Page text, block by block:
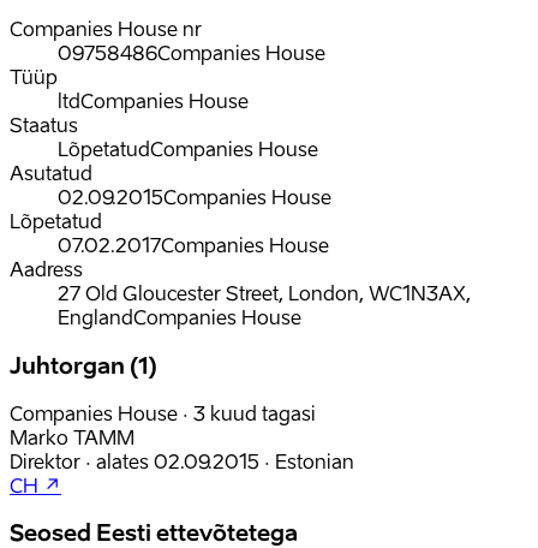
Companies House nr
09758486Companies House
Tüüp
ltdCompanies House
Staatus
LõpetatudCompanies House
Asutatud
02.09.2015Companies House
Lõpetatud
07.02.2017Companies House
Aadress
27 Old Gloucester Street, London, WC1N3AX,
EnglandCompanies House
Juhtorgan (1)
Companies House · 3 kuud tagasi
Marko TAMM
Direktor · alates 02.09.2015 · Estonian
CH ↗
Seosed Eesti ettevõtetega